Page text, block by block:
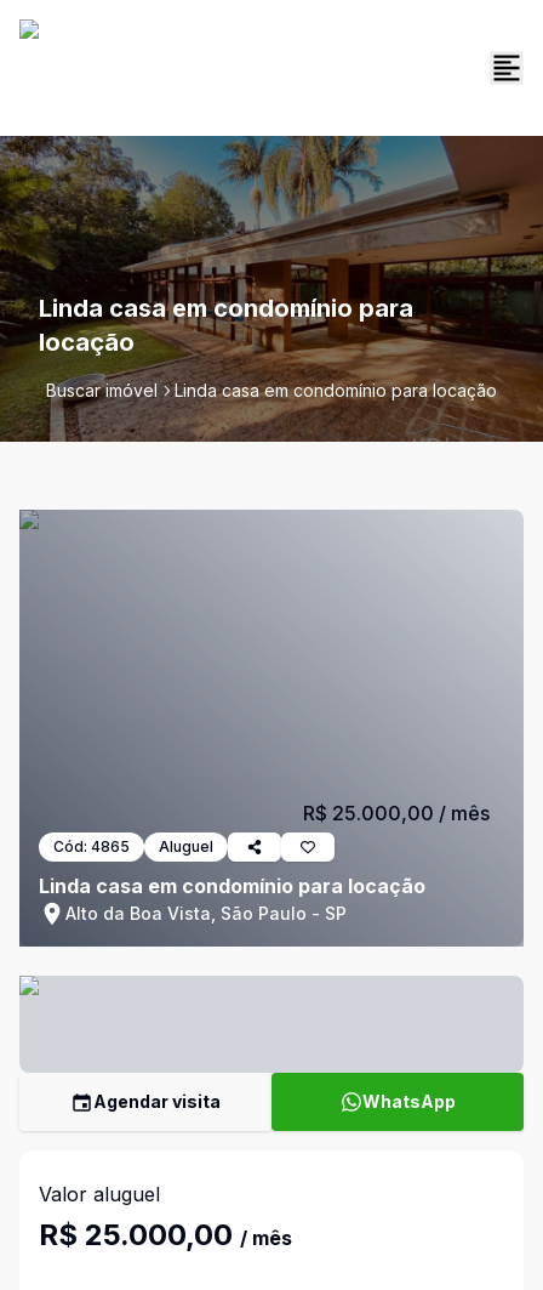
Linda casa em condomínio para
locação
Buscar imóvel Linda casa em condomínio para locação
Cód: 4865 Aluguel
Linda casa em condomínio para locação
Alto da Boa Vista, São Paulo - SP
R$ 25.000,00 / mês
Agendar visita WhatsApp
Valor aluguel
R$ 25.000,00 / mês